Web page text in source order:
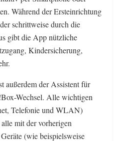
Während der Ersteinrichtung
schrittweise durch die
gibt die App nützliche
Kindersicherung,
außerdem der Assistent für
Wechsel. Alle wichtigen
Telefonie und WLAN)
mit der vorherigen
(wie beispielsweise